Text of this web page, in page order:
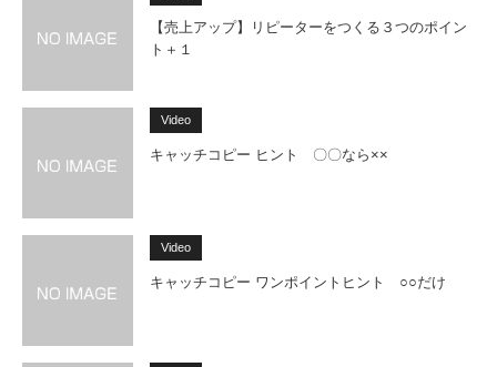
【売上アップ】リピーターをつくる３つのポイン
ト＋１
Video
キャッチコピー ヒント 〇〇なら××
Video
キャッチコピー ワンポイントヒント ○○だけ